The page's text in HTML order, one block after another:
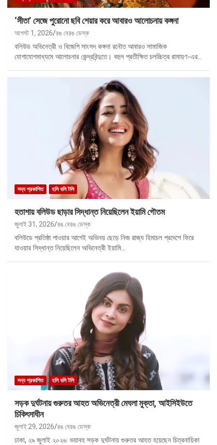
‘সীতা’ সেজে পুরোনো ছবি শেয়ার করে আবারও আলোচনায় কঙ্গনা
আগস্ট 1, 2026 রঙ বেরঙ ডেস্ক
বলিউড অভিনেত্রী ও বিজেপি সাংসদ কঙ্গনা রনৌত আবারও সামাজিক
যোগাযোগমাধ্যমে আলোচনার কেন্দ্রবিন্দুতে। বহুল প্রতীক্ষিত চলচ্চিত্র রামায়ণ-এর…
সদ্য প্রকাশিত হলি বলি টলি
হতাশায় বলিউড ছাড়ার সিদ্ধান্ত নিয়েছিলেন ইয়ামি গৌতম
জুলাই 31, 2026 রঙ বেরঙ ডেস্ক
বলিউডে প্রতিষ্ঠা পাওয়ার আগেই অভিনয় ছেড়ে নিজ রাজ্য হিমাচল প্রদেশে ফিরে
যাওয়ার সিদ্ধান্ত নিয়েছিলেন অভিনেত্রী ইয়ামি…
সদ্য প্রকাশিত হলি বলি টলি
সড়ক দুর্ঘটনায় গুরুতর আহত অভিনেত্রী মেঘলা মুক্তা, আইসিইউতে
চিকিৎসাধীন
জুলাই 29, 2026 রঙ বেরঙ ডেস্ক
ঢাকা, ২৯ জুলাই ২০২৬: ভয়াবহ সড়ক দুর্ঘটনায় গুরুতর আহত হয়েছেন চিত্রনায়িকা